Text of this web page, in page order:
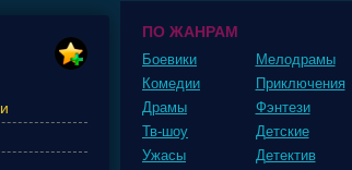
ПО ЖАНРАМ
Боевики
Комедии
Драмы
Мелодрамы
Приключения
Фэнтези
Тв-шоу
Ужасы
Детские
Детектив